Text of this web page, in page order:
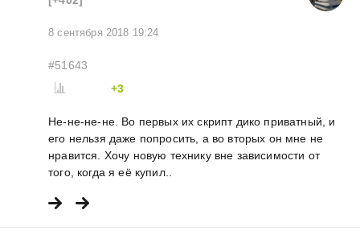
8 сентября 2018 19:24
#51643
+3
Не-не-не-не. Во первых их скрипт дико приватный, и
его нельзя даже попросить, а во вторых он мне не
нравится. Хочу новую технику вне зависимости от
того, когда я её купил..